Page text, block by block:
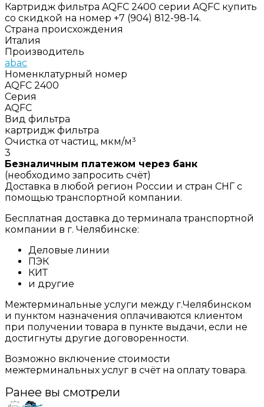
Картридж фильтра AQFC 2400 серии AQFC купить
со скидкой на номер +7 (904) 812-98-14.
Страна происхождения
Италия
Производитель
abac
Номенклатурный номер
AQFC 2400
Серия
AQFC
Вид фильтра
картридж фильтра
Очистка от частиц, мкм/м³
3
Безналичным платежом через банк
(необходимо запросить счёт)
Доставка в любой регион России и стран СНГ с
помощью транспортной компании.
Бесплатная доставка до терминала транспортной
компании в г. Челябинске:
Деловые линии
ПЭК
КИТ
и другие
Межтерминальные услуги между г.Челябинском
и пунктом назначения оплачиваются клиентом
при получении товара в пункте выдачи, если не
достигнуты другие договоренности.
Возможно включение стоимости
межтерминальных услуг в счёт на оплату товара.
Ранее вы смотрели